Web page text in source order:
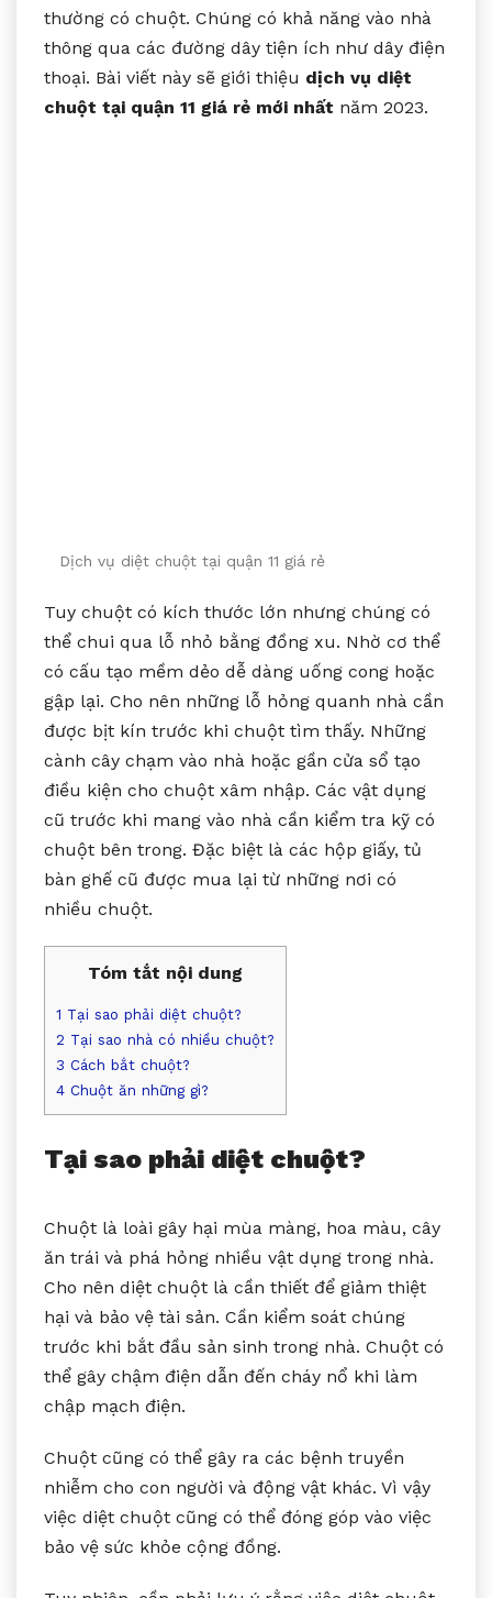
thường có chuột. Chúng có khả năng vào nhà
thông qua các đường dây tiện ích như dây điện
thoại. Bài viết này sẽ giới thiệu dịch vụ diệt
chuột tại quận 11 giá rẻ mới nhất năm 2023.
Dịch vụ diệt chuột tại quận 11 giá rẻ
Tuy chuột có kích thước lớn nhưng chúng có
thể chui qua lỗ nhỏ bằng đồng xu. Nhờ cơ thể
có cấu tạo mềm dẻo dễ dàng uống cong hoặc
gập lại. Cho nên những lỗ hỏng quanh nhà cần
được bịt kín trước khi chuột tìm thấy. Những
cành cây chạm vào nhà hoặc gần cửa sổ tạo
điều kiện cho chuột xâm nhập. Các vật dụng
cũ trước khi mang vào nhà cần kiểm tra kỹ có
chuột bên trong. Đặc biệt là các hộp giấy, tủ
bàn ghế cũ được mua lại từ những nơi có
nhiều chuột.
Tóm tắt nội dung
1 Tại sao phải diệt chuột?
2 Tại sao nhà có nhiều chuột?
3 Cách bắt chuột?
4 Chuột ăn những gì?
Tại sao phải diệt chuột?
Chuột là loài gây hại mùa màng, hoa màu, cây
ăn trái và phá hỏng nhiều vật dụng trong nhà.
Cho nên diệt chuột là cần thiết để giảm thiệt
hại và bảo vệ tài sản. Cần kiểm soát chúng
trước khi bắt đầu sản sinh trong nhà. Chuột có
thể gây chậm điện dẫn đến cháy nổ khi làm
chập mạch điện.
Chuột cũng có thể gây ra các bệnh truyền
nhiễm cho con người và động vật khác. Vì vậy
việc diệt chuột cũng có thể đóng góp vào việc
bảo vệ sức khỏe cộng đồng.